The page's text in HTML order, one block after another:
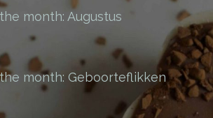
month: Augustus
month: Geboorteflikken